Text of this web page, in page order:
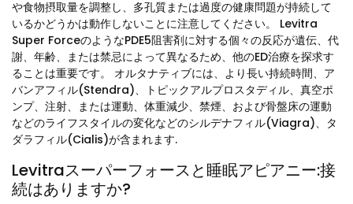
や食物摂取量を調整し、多孔質または過度の健康問題が持続して
いるかどうかは動作しないことに注意してください。 Levitra
Super ForceのようなPDE5阻害剤に対する個々の反応が遺伝、代
謝、年齢、または禁忌によって異なるため、他のED治療を探求す
ることは重要です。 オルタナティブには、より長い持続時間、ア
バンアフィル(Stendra)、トピックアルプロスタディル、真空ポ
ンプ、注射、または運動、体重減少、禁煙、および骨盤床の運動
などのライフスタイルの変化などのシルデナフィル(Viagra)、タ
ダラフィル(Cialis)が含まれます.
Levitraスーパーフォースと睡眠アピアニー:接
続はありますか?